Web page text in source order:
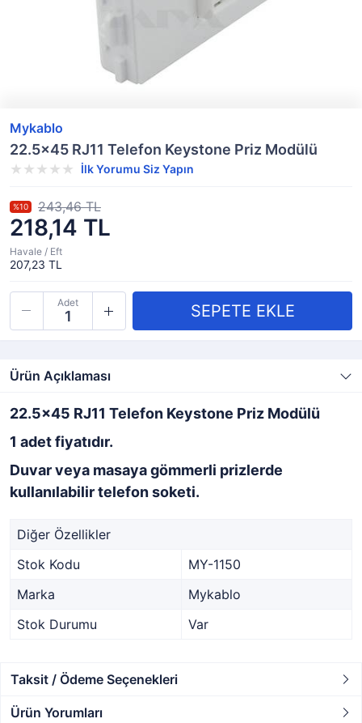
Mykablo
22.5x45 RJ11 Telefon Keystone Priz Modülü
İlk Yorumu Siz Yapın
218,14 TL
%10 243,46 TL
Havale / Eft
207,23 TL
Adet
Ürün Açıklaması
22.5x45 RJ11 Telefon Keystone Priz Modülü
1 adet fiyatıdır.
Duvar veya masaya gömmerli prizlerde
kullanılabilir telefon soketi.
Diğer Özellikler
Stok Kodu
MY-1150
Marka
Mykablo
Stok Durumu
Var
Taksit / Ödeme Seçenekleri
Ürün Yorumları